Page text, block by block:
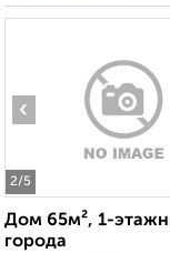
2/5
‹
Дом 65м², 1-
города